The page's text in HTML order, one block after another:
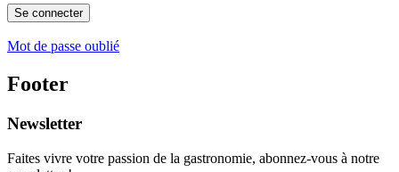
Mot de passe oublié
Footer
Newsletter
Faites vivre votre passion de la gastronomie, abonnez-vous à notre